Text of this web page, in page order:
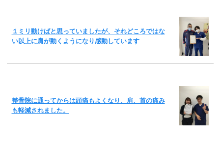
１ミリ動けばと思っていましたが、それどころではな
い以上に肩が動くようになり感動しています
整骨院に通ってからは頭痛もよくなり、肩、首の痛み
も軽減されました。